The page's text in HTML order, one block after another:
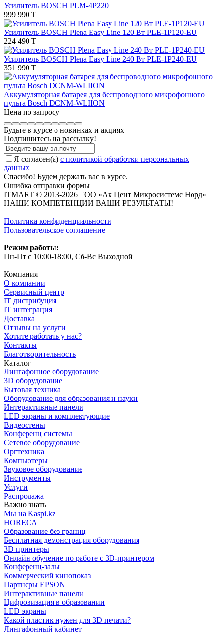
Усилитель BOSCH PLM-4P220
999 990 T
Усилитель BOSCH Plena Easy Line 120 Вт PLE-1P120-EU
224 490 T
Усилитель BOSCH Plena Easy Line 240 Вт PLE-1P240-EU
351 990 T
Аккумуляторная батарея для беспроводного микрофонного
пульта Bosch DCNM-WLIION
Цена по запросу
Будьте в курсе о новинках и акциях
Подпишитесь на рассылкy!
Я согласен(a) с политикой обработки персональных
данных
Спасибо! Будем держать вас в курсе.
Ошибка отправки формы
ITMART © 2013-2026 ТОО «Ак Цент Микросистемс Норд»
НАШИ КОМПЕТЕНЦИИ ВАШИ РЕЗУЛЬТАТЫ!
Политика конфиденциальности
Пользовательское соглашение
Режим работы:
Пн-Пт с 10:00-18:00, Сб-Вс Выходной
Компания
О компании
Сервисный центр
IT дистрибуция
IT интеграция
Доставка
Отзывы на услуги
Хотите работать у нас?
Контакты
Благотворительность
Каталог
Лингафонное оборудование
3D оборудование
Бытовая техника
Оборудование для образования и науки
Интерактивные панели
LED экраны и комплектующие
Видеостены
Конференц системы
Сетевое оборудование
Оргтехника
Компьютеры
Звуковое оборудование
Инструменты
Услуги
Распродажа
Важно знать
Мы на Kaspi.kz
HORECA
Образование без границ
Бесплатная демонстрация оборудования
3D принтеры
Онлайн обучение по работе с 3D-принтером
Конференц-залы
Коммерческий кинопоказ
Партнеры EPSON
Интерактивные панели
Цифровизация в образовании
LED экраны
Какой пластик нужен для 3D печати?
Лингафонный кабинет